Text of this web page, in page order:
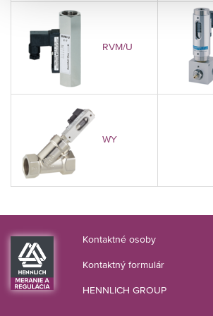
RVM/U
WY
Kontaktné osoby
Kontaktný formulár
HENNLICH GROUP